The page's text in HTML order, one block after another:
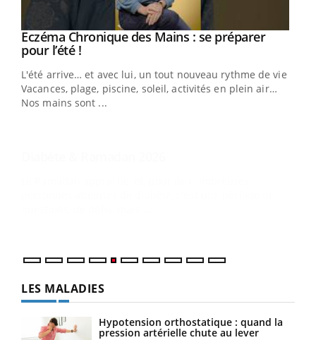
Youtube
Eczéma Chronique des Mains : se préparer
pour l’été !Youtube
L'été arrive… et avec lui, un tout nouveau rythme de vie !
Vacances, plage, piscine, soleil, activités en plein air…
Nos mains sont ...
Youtube
Diabète & Ramadan 2026Youtube
Le Ramadan approche, et, pour de nombreuses
personnes atteintes de diabète, c'est une période de
questions, de défis, mais ...
LES MALADIES
Hypotension orthostatique : quand la
pression artérielle chute au lever